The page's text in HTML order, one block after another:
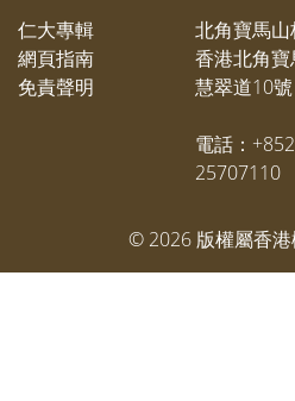
仁大專輯
網頁指南
免責聲明
北角寶馬山
香港北角寶
慧翠道10號
電話：+852
25707110
© 2026版權屬香港